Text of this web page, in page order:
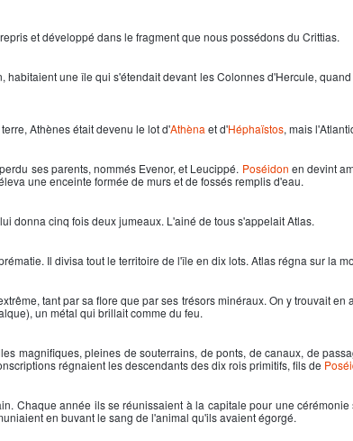
et développé dans le fragment que nous possédons du Crittias.
habitaient une île qui s'étendait devant les Colonnes d'Hercule,
Athènes était devenu le lot d'Athèna et d'Héphaïstos, mais l'
ses parents, nommés Evenor, et Leucippé. Poséidon en devint
une enceinte formée de murs et de fossés remplis d'eau.
donna cinq fois deux jumeaux. L'ainé de tous s'appelait Atlas.
Il divisa tout le territoire de l'île en dix lots. Atlas régna sur la
tant par sa flore que par ses trésors minéraux. On y trouvait
un métal qui brillait comme du feu.
magnifiques, pleines de souterrains, de ponts, de canaux, de
régnaient les descendants des dix rois primitifs, fils de
Chaque année ils se réunissaient à la capitale pour une
en buvant le sang de l'animal qu'ils avaient égorgé.